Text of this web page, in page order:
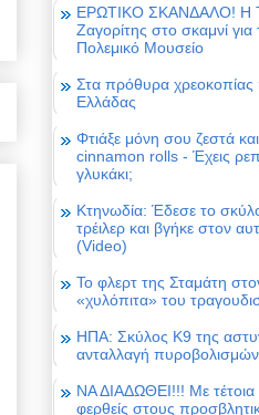
ΕΡΩΤΙΚΟ ΣΚΑΝΔΑΛΟ! Η
Ζαγορίτης στο σκαμνί
Πολεμικό Μουσείο
Στα πρόθυρα χρεοκοπίας
Ελλάδας
Φτιάξε μόνη σου ζεστά
cinnamon rolls - Έχεις
γλυκάκι;
Κτηνωδία: Έδεσε το
τρέιλερ και βγήκε στον
(Video)
Το φλερτ της Σταμάτη
«χυλόπιτα» του
ΗΠΑ: Σκύλος Κ9 της
ανταλλαγή πυροβολισμών
ΝΑ ΔΙΑΔΩΘΕΙ!!! Με τέτοια
φερθείς στους